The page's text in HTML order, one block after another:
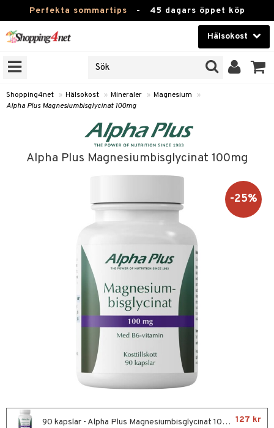
Perfekta sommartips - 45 dagars öppet köp
Hälsokost
Skönhet
Kontaktlinser
Fitness
Leksaker, Barn & Baby
Shopping4net » Hälsokost » Mineraler » Magnesium
»
Alpha Plus Magnesiumbisglycinat 100mg
Alpha Plus Magnesiumbisglycinat 100mg
-25%
90 kapslar - Alpha Plus Magnesiumbisglycinat 100mg 127 kr
& hals